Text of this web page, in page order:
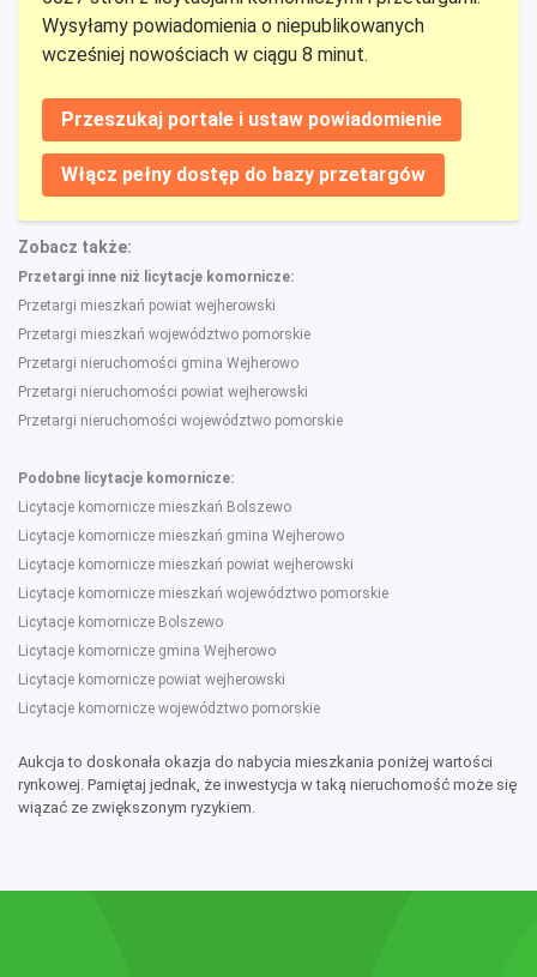
Wysyłamy powiadomienia o niepublikowanych
wcześniej nowościach w ciągu 8 minut.
Przeszukaj portale i ustaw powiadomienie
Włącz pełny dostęp do bazy przetargów
Zobacz także:
Przetargi inne niż licytacje komornicze:
Przetargi mieszkań powiat wejherowski
Przetargi mieszkań województwo pomorskie
Przetargi nieruchomości gmina Wejherowo
Przetargi nieruchomości powiat wejherowski
Przetargi nieruchomości województwo pomorskie
Podobne licytacje komornicze:
Licytacje komornicze mieszkań Bolszewo
Licytacje komornicze mieszkań gmina Wejherowo
Licytacje komornicze mieszkań powiat wejherowski
Licytacje komornicze mieszkań województwo pomorskie
Licytacje komornicze Bolszewo
Licytacje komornicze gmina Wejherowo
Licytacje komornicze powiat wejherowski
Licytacje komornicze województwo pomorskie
Aukcja to doskonała okazja do nabycia mieszkania poniżej wartości
rynkowej. Pamiętaj jednak, że inwestycja w taką nieruchomość może się
wiązać ze zwiększonym ryzykiem.